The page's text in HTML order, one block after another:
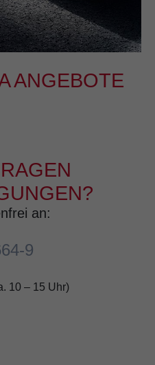
ANGEBOTE
an:
9
10 – 15 Uhr)